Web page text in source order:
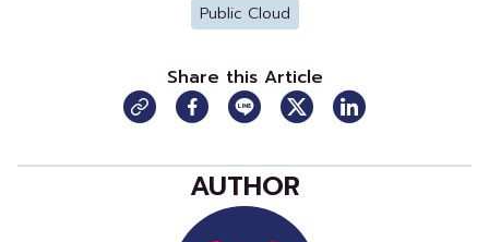
Public Cloud
Share this Article
AUTHOR